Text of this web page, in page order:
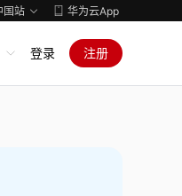
国站 华为云App
登录 注册